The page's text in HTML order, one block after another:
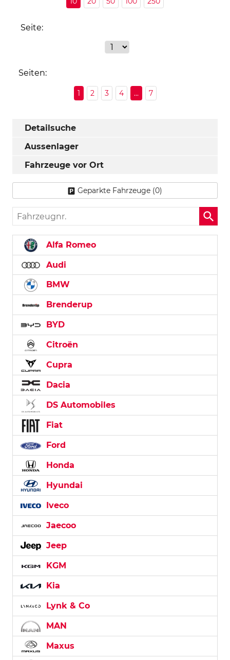
Seite:
Seiten:
1 2 3 4 ... 7
Detailsuche
Aussenlager
Fahrzeuge vor Ort
Geparkte Fahrzeuge (0)
Fahrzeugnr.
Alfa Romeo
Audi
BMW
Brenderup
BYD
Citroën
Cupra
Dacia
DS Automobiles
Fiat
Ford
Honda
Hyundai
Iveco
Jaecoo
Jeep
KGM
Kia
Lynk & Co
MAN
Maxus